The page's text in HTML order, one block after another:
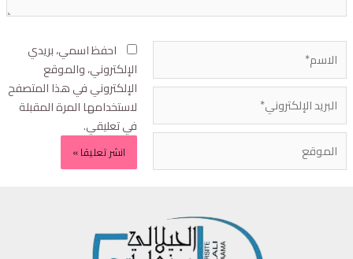
احفظ اسمي، بريدي
الإلكتروني، والموقع
الإلكتروني في هذا المتصفح
لاستخدامها المرة المقبلة
في تعليقي.